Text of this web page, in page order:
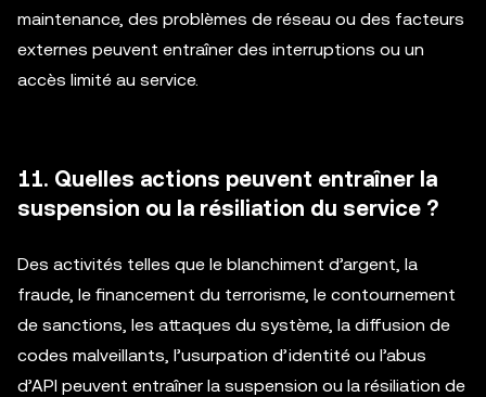
maintenance, des problèmes de réseau ou des facteurs
externes peuvent entraîner des interruptions ou un
accès limité au service.
11. Quelles actions peuvent entraîner la
suspension ou la résiliation du service ?
Des activités telles que le blanchiment d’argent, la
fraude, le financement du terrorisme, le contournement
de sanctions, les attaques du système, la diffusion de
codes malveillants, l’usurpation d’identité ou l’abus
d’API peuvent entraîner la suspension ou la résiliation de